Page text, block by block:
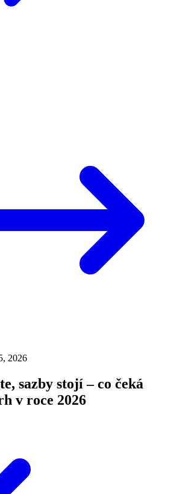
2026
sazby stojí – co čeká
v roce 2026